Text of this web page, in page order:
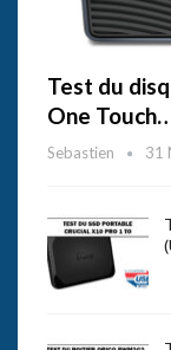
Test du
One
Sebastien 31